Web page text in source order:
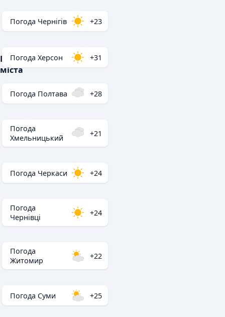
Популярні
міста
Погода Чернігів +23
Погода Херсон +31
Погода Полтава +28
Погода
Хмельницький
+21
Погода Черкаси +24
Погода
Чернівці
+24
Погода
Житомир
+22
Погода Суми +25